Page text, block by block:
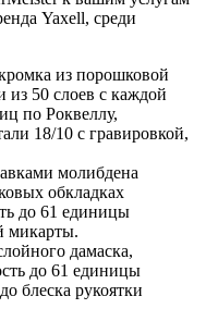
Yaxell, среди
из порошковой
из 50 слоев с каждой
по Роквеллу,
18/10 с гравировкой,
молибдена
обкладках
до 61 единицы
микарты.
дамаска,
до 61 единицы
блеска рукоятки